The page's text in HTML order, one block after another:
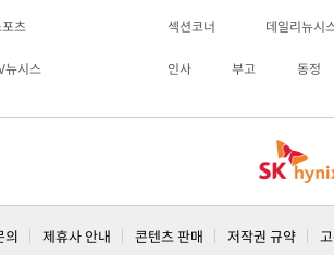
츠
뉴시스
섹션코너 데일리뉴시
인사 부고 동정
의 제휴사 안내 콘텐츠 판매 저작권 규약